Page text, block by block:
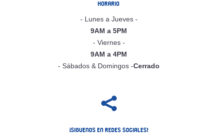
Horario
- Lunes a Jueves -
9AM a 5PM
- Viernes -
9AM a 4PM
- Sábados & Domingos -Cerrado

¡Siguenos en Redes Sociales!